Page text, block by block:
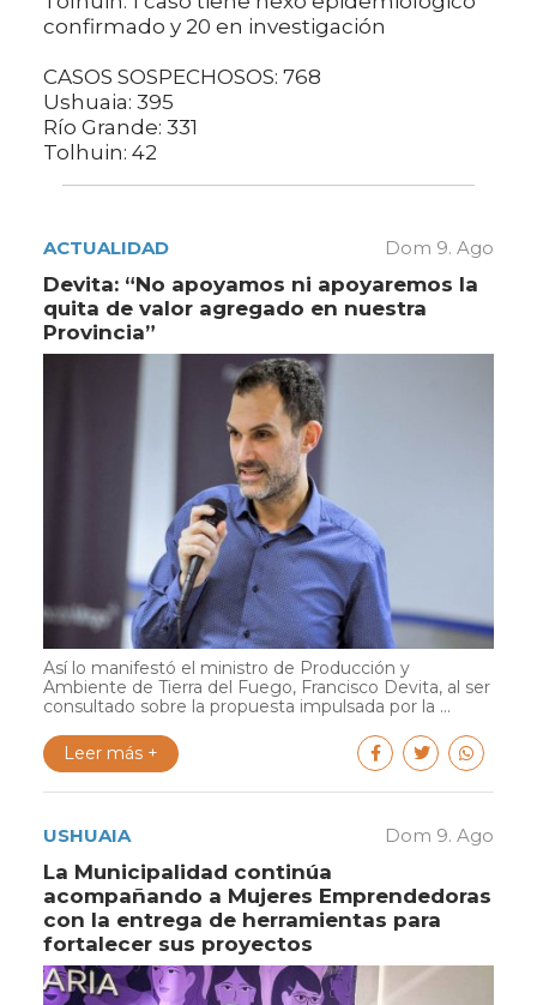
confirmado y 20 en investigación
CASOS SOSPECHOSOS: 768
Ushuaia: 395
Río Grande: 331
Tolhuin: 42
ACTUALIDAD Dom 9. Ago
Devita: “No apoyamos ni apoyaremos la
quita de valor agregado en nuestra
Provincia”
Así lo manifestó el ministro de Producción y
Ambiente de Tierra del Fuego, Francisco Devita, al ser
consultado sobre la propuesta impulsada por la ...
Leer más +
USHUAIA Dom 9. Ago
La Municipalidad continúa
acompañando a Mujeres Emprendedoras
con la entrega de herramientas para
fortalecer sus proyectos